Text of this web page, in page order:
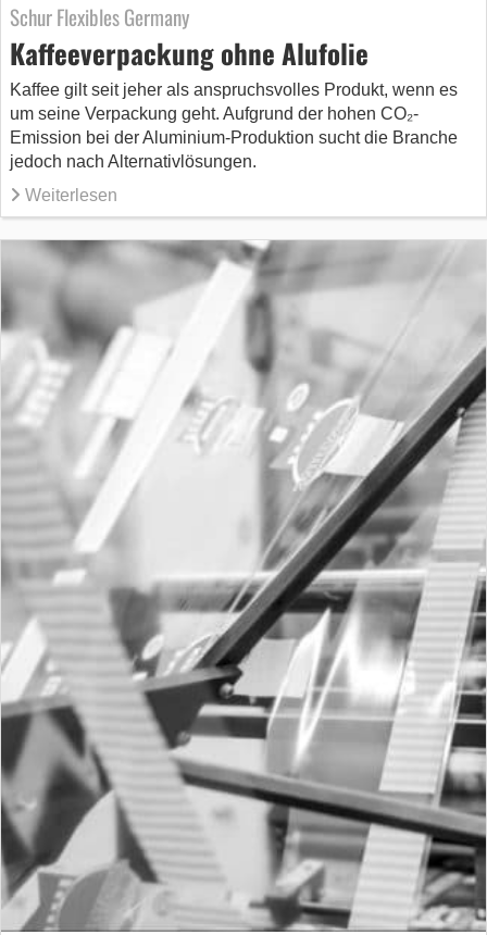
Schur Flexibles Germany
Kaffeeverpackung ohne Alufolie
Kaffee gilt seit jeher als anspruchsvolles Produkt, wenn es
um seine Verpackung geht. Aufgrund der hohen CO₂-
Emission bei der Aluminium-Produktion sucht die Branche
jedoch nach Alternativlösungen.
Weiterlesen